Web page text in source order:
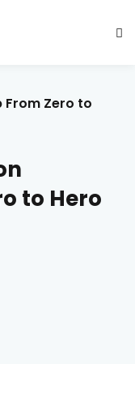
From Zero to
to Hero
Sign up